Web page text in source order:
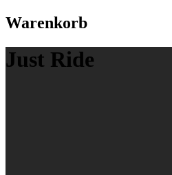
Warenkorb
Just Ride